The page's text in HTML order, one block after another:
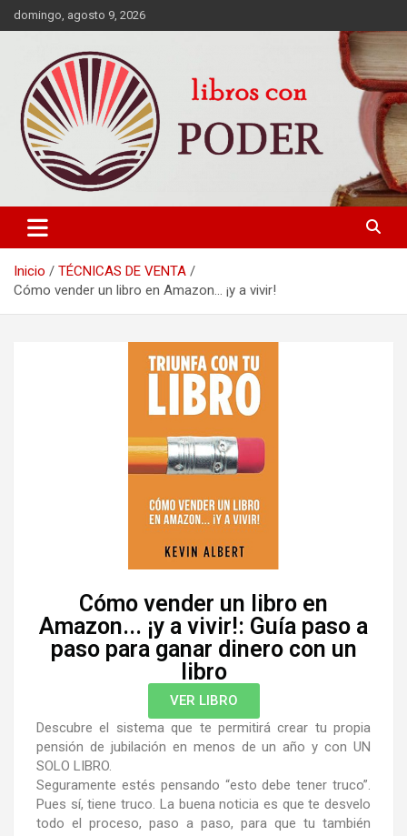
domingo, agosto 9, 2026
Libros con Poder
LIBROS DE CRECIMIENTO DESARROLLO PERSONAL FINANZAS
PERSONALES MOTIVACION AUTOAYUDA MEJORES RANKING
Inicio
TÉCNICAS DE VENTA
Cómo vender un libro en Amazon… ¡y a vivir!
Cómo vender un libro en
Amazon... ¡y a vivir!: Guía paso a
paso para ganar dinero con un
libro
VER LIBRO
Descubre el sistema que te permitirá crear tu propia
pensión de jubilación en menos de un año y con UN
SOLO LIBRO.
Seguramente estés pensando “esto debe tener truco”.
Pues sí, tiene truco. La buena noticia es quete desvelo
todo el proceso, paso a paso, para que tu también